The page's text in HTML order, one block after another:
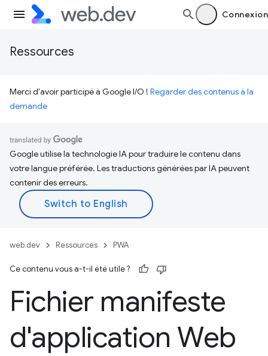
Connexion
Ressources
Merci d'avoir participé à Google I/O ! Regarder des contenus à la
demande
Google utilise la technologie IA pour traduire le contenu dans
votre langue préférée. Les traductions générées par IA peuvent
contenir des erreurs.
web.dev Ressources PWA
Ce contenu vous a-t-il été utile ?
Fichier manifeste
d'application Web